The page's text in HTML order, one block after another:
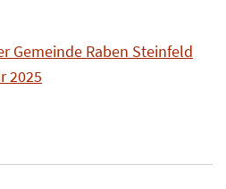
Gemeinde Raben Steinfeld
2025